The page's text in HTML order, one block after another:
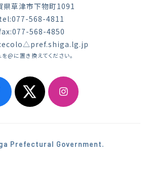
県草津市下物町1091
tel:077-568-4811
568-4850
@に置き換えてください。
Prefectural Government.